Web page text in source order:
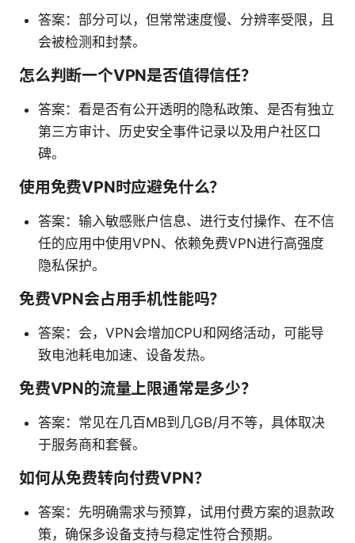
答案：部分可以，但常常速度慢、分辨率受限，且
会被检测和封禁。
怎么判断一个VPN是否值得信任？
答案：看是否有公开透明的隐私政策、是否有独立
第三方审计、历史安全事件记录以及用户社区口
碑。
使用免费VPN时应避免什么？
答案：输入敏感账户信息、进行支付操作、在不信
任的应用中使用VPN、依赖免费VPN进行高强度
隐私保护。
免费VPN会占用手机性能吗？
答案：会，VPN会增加CPU和网络活动，可能导
致电池耗电加速、设备发热。
免费VPN的流量上限通常是多少？
答案：常见在几百MB到几GB/月不等，具体取决
于服务商和套餐。
如何从免费转向付费VPN？
答案：先明确需求与预算，试用付费方案的退款政
策，确保多设备支持与稳定性符合预期。